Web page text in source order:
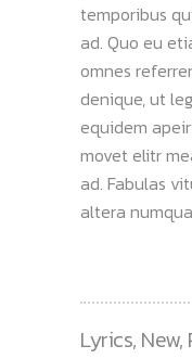
temporibus
ad. Quo eu
omnes
denique, ut
equidem
movet elitr
ad. Fabulas
altera
Lyrics, New,